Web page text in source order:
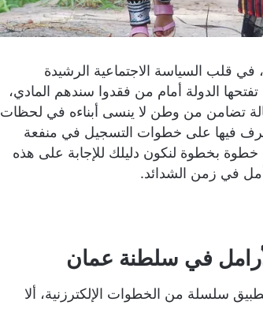
قلب السياسة الاجتماعية الرشيدة
الدولة أمام من فقدوا سندهم المادي،
تضامن من وطن لا ينسى أبناءه في لحظات
فيها على خطوات التسجيل في منفعة
لمعلومات أخرى، خطوة بخطوة لنكون دليلك للإجابة على هذه
أمل في زمن الشدائد.
في سلطنة عمان
سلسلة من الخطوات الإلكترزنية، ألا